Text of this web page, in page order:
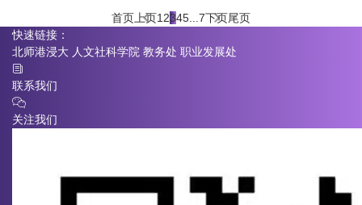
首页 上页1 2345 7下页尾页
快速链接：
北师港浸大 人文社科学院 教务处 职业发展处
联系我们
关注我们